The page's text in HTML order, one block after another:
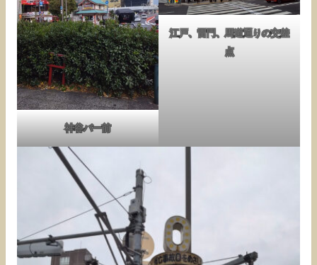
神谷バー前
江戸、雷門、馬道通りの交差
点